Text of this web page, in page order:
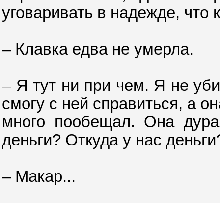
уговаривать в надежде,
– Клавка едва не умерла.
– Я тут ни при чем. Я не
смогу с ней справиться, а
много пообещал. Она
деньги? Откуда у нас
– Макар...